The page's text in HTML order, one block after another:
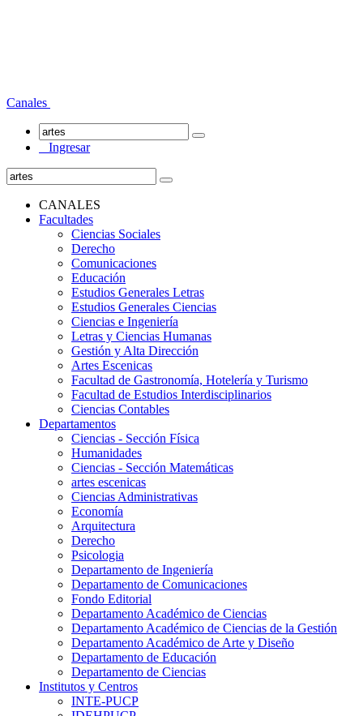
Canales
Ingresar
CANALES
Facultades
Ciencias Sociales
Derecho
Comunicaciones
Educación
Estudios Generales Letras
Estudios Generales Ciencias
Ciencias e Ingeniería
Letras y Ciencias Humanas
Gestión y Alta Dirección
Artes Escenicas
Facultad de Gastronomía, Hotelería y Turismo
Facultad de Estudios Interdisciplinarios
Ciencias Contables
Departamentos
Ciencias - Sección Física
Humanidades
Ciencias - Sección Matemáticas
artes escenicas
Ciencias Administrativas
Economía
Arquitectura
Derecho
Psicologia
Departamento de Ingeniería
Departamento de Comunicaciones
Fondo Editorial
Departamento Académico de Ciencias
Departamento Académico de Ciencias de la Gestión
Departamento Académico de Arte y Diseño
Departamento de Educación
Departamento de Ciencias
Institutos y Centros
INTE-PUCP